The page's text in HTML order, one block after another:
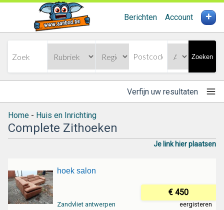
Berichten Account +
Zoeken
Verfijn uw resultaten
Home - Huis en Inrichting
Complete Zithoeken
Je link hier plaatsen
hoek salon
€ 450
Zandvliet antwerpen eergisteren